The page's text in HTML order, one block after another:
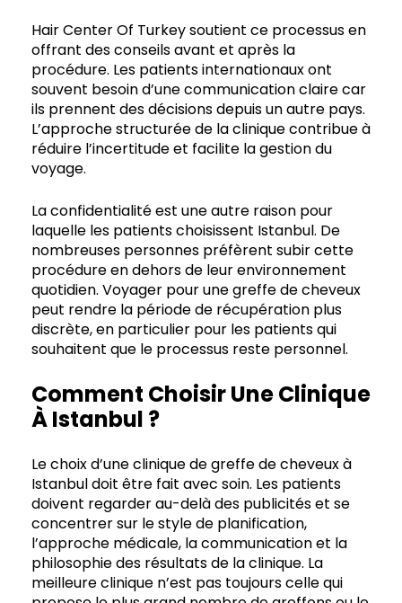
Hair Center Of Turkey soutient ce processus en
offrant des conseils avant et après la
procédure. Les patients internationaux ont
souvent besoin d’une communication claire car
ils prennent des décisions depuis un autre pays.
L’approche structurée de la clinique contribue à
réduire l’incertitude et facilite la gestion du
voyage.
La confidentialité est une autre raison pour
laquelle les patients choisissent Istanbul. De
nombreuses personnes préfèrent subir cette
procédure en dehors de leur environnement
quotidien. Voyager pour une greffe de cheveux
peut rendre la période de récupération plus
discrète, en particulier pour les patients qui
souhaitent que le processus reste personnel.
Comment Choisir Une Clinique
À Istanbul ?
Le choix d’une clinique de greffe de cheveux à
Istanbul doit être fait avec soin. Les patients
doivent regarder au-delà des publicités et se
concentrer sur le style de planification,
l’approche médicale, la communication et la
philosophie des résultats de la clinique. La
meilleure clinique n’est pas toujours celle qui